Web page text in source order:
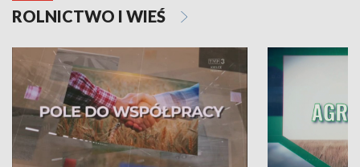
ROLNICTWO I WIEŚ